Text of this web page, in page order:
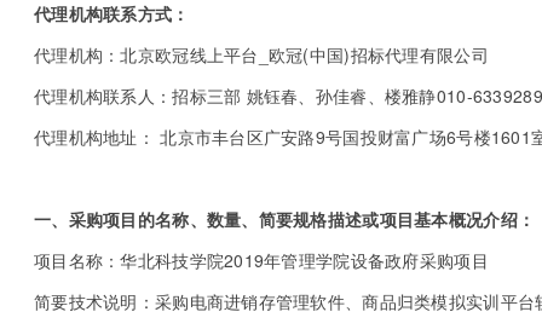
代理机构联系方式：
代理机构：北京欧冠线上平台_欧冠(中国)招标代理有限公司
代理机构联系人：招标三部 姚钰春、孙佳睿、楼雅静010-
代理机构地址： 北京市丰台区广安路9号国投财富广场6号楼1601
一、采购项目的名称、数量、简要规格描述或项目基本概况介绍：
项目名称：华北科技学院2019年管理学院设备政府采购项目
简要技术说明：采购电商进销存管理软件、商品归类模拟实训平